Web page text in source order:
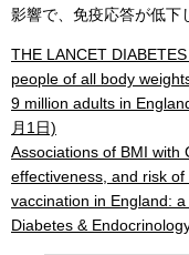
影響で、免疫応答が低下
THE LANCET
people of all body
9 million adults in
月1日)
Associations of BMI with
effectiveness, and risk
vaccination in England:
Diabetes &